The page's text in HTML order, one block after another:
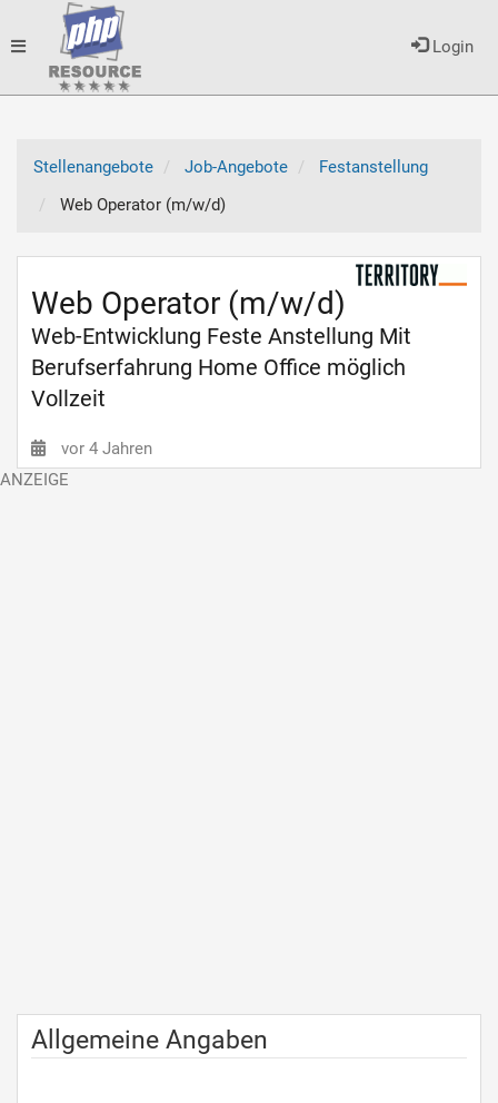
Login
Toggle
Stellenangebote
Job-Angebote
Festanstellung
Web Operator (m/w/d)
Web Operator (m/w/d)
Web-Entwicklung Feste Anstellung Mit
Berufserfahrung Home Office möglich
Vollzeit
vor 4 Jahren
Allgemeine Angaben